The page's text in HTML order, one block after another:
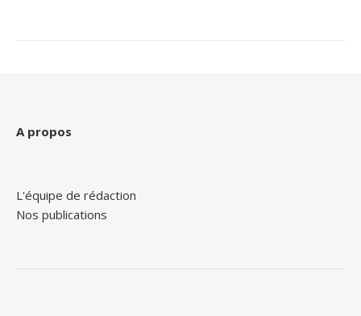
A propos
L'équipe de rédaction
Nos publications